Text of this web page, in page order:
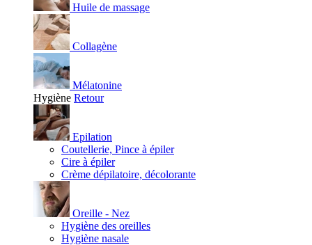
Huile de massage
Collagène
Mélatonine
Hygiène Retour
Epilation
Coutellerie, Pince à épiler
Cire à épiler
Crème dépilatoire, décolorante
Oreille - Nez
Hygiène des oreilles
Hygiène nasale